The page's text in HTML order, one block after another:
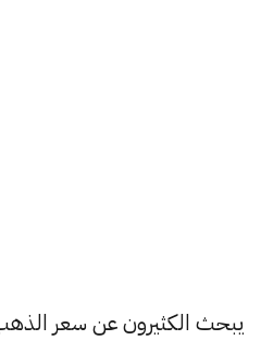
يبحث الكثيرون عن سعر